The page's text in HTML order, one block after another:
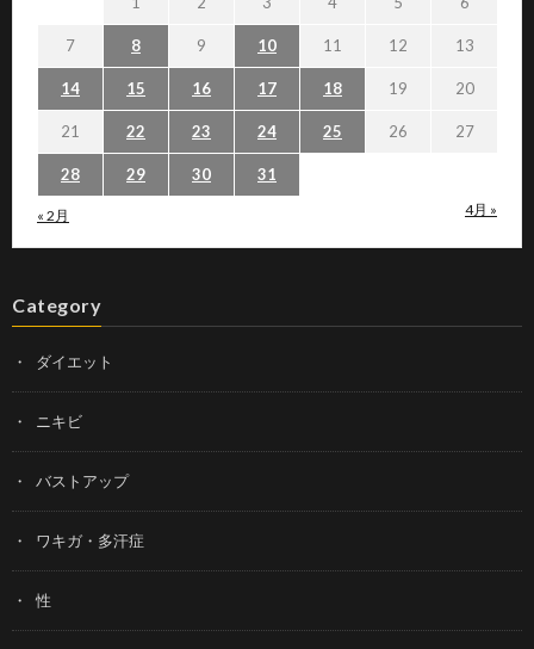
« 2月 4月 »
7 8 9 10 11 12 13
14 15 16 17 18 19 20
21 22 23 24 25 26 27
28 29 30 31
Category
ダイエット
ニキビ
バストアップ
ワキガ・多汗症
性